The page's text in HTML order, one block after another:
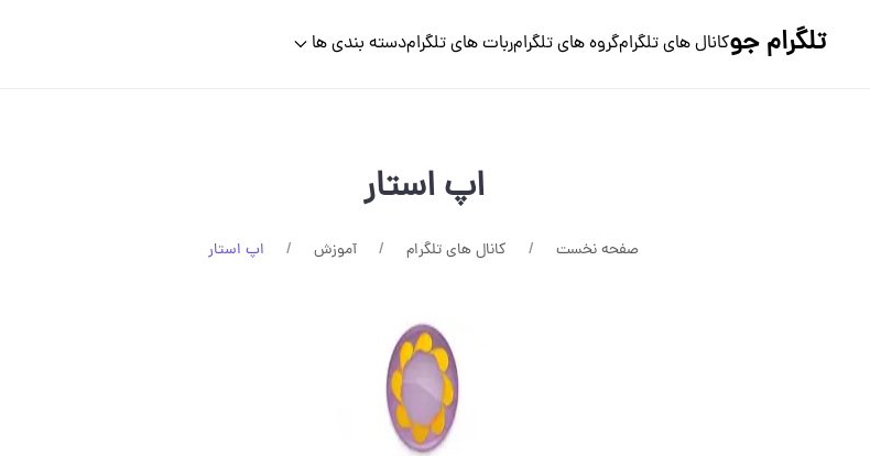
تلگرام جوکانال های تلگرامگروه های تلگرامربات های تلگرامدسته بندی ها
اپ استار
صفحه نخست کانال های تلگرام آموزش اپ استار